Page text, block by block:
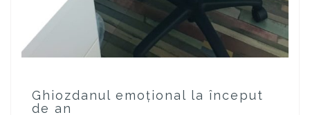
Ghiozdanul emoțional la început
de an